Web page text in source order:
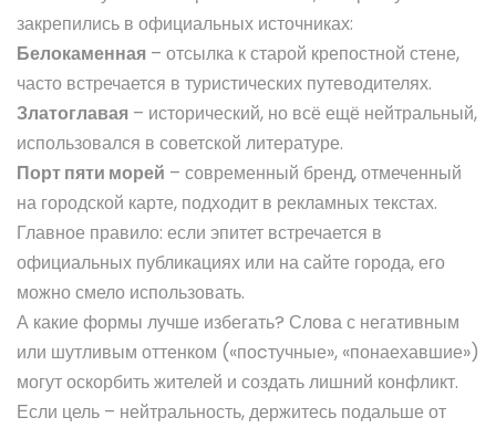
закрепились в официальных источниках:
Белокаменная – отсылка к старой крепостной стене,
часто встречается в туристических путеводителях.
Златоглавая – исторический, но всё ещё нейтральный,
использовался в советской литературе.
Порт пяти морей – современный бренд, отмеченный
на городской карте, подходит в рекламных текстах.
Главное правило: если эпитет встречается в
официальных публикациях или на сайте города, его
можно смело использовать.
А какие формы лучше избегать? Слова с негативным
или шутливым оттенком («поcтучные», «понаехавшие»)
могут оскорбить жителей и создать лишний конфликт.
Если цель – нейтральность, держитесь подальше от